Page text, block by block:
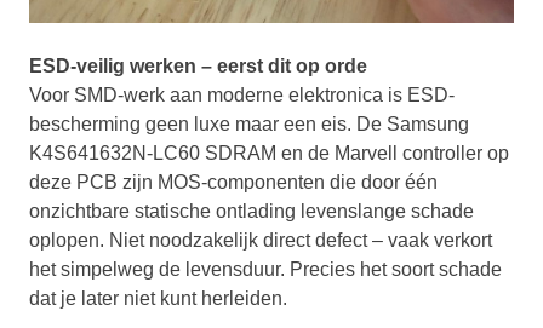
ESD-veilig werken – eerst dit op orde
Voor SMD-werk aan moderne elektronica is ESD-
bescherming geen luxe maar een eis. De Samsung
K4S641632N-LC60 SDRAM en de Marvell controller op
deze PCB zijn MOS-componenten die door één
onzichtbare statische ontlading levenslange schade
oplopen. Niet noodzakelijk direct defect – vaak verkort
het simpelweg de levensduur. Precies het soort schade
dat je later niet kunt herleiden.